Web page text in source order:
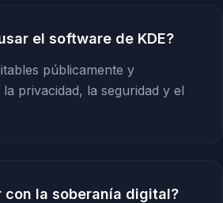
el software de KDE?
públicamente y
privacidad, la seguridad y el
con la soberanía digital?